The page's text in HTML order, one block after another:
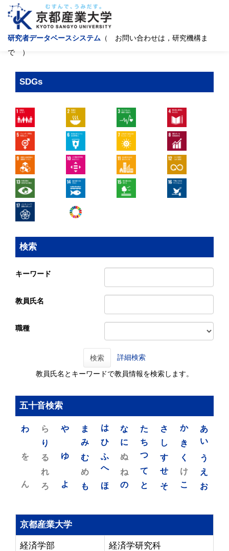
研究者データベースシステム （ お問い合わせは，研究機構ま
で ）
SDGs
検索
キーワード
教員氏名
職種
検索 詳細検索
教員氏名とキーワードで教員情報を検索します。
五十音検索
あ
い
う
え
お
か
き
く
け
こ
さ
し
す
せ
そ
た
ち
つ
て
と
な
に
ぬ
ね
の
は
ひ
ふ
へ
ほ
ま
み
む
め
も
や
ゆ
よ
ら
り
る
れ
ろ
わ
を
ん
京都産業大学
経済学部 経済学研究科